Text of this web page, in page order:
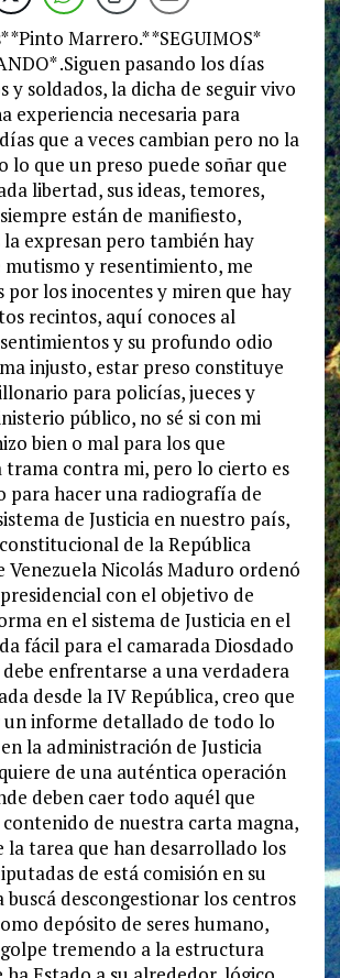
fiscales que deciden por encima de los propios jueces con poder inclusive para revertir las decisiones autónomos de jueces que todavía no han caído en las redes de corrupción, puedo tomar distintos casos para demostrar con elementos de convicción lo que hoy afirmo, pero lo más emblemático y vívido en carne propia tiene que ver con mi caso y como se fabrica un falso positivo muy mal elaborado por la desesperación de buscar desaparecerme en primer lugar hecho que fué impedido por la cantidad de compañeros que habían en mi recidencia ya que para ese día tenía pautada una reunión de la dirección Nacional del Partido, mucho antes ya había estado en la sede de la PTJ o CICPC como cambio de nombre pero no de estructura represiva por requerimiento del propio Ministro Reverol con quién conversé por teléfono e hice valer mi inmunidad parlamentaria, sin embargo asistí a ese recinto policial en calidad de supuesto testigo de un hecho que desconocía totalmente, buscaban que incriminara a compañeros de lucha que siempre han estado conmigo en las buenas y en las malas, camaradas de lucha que nunca en la vida han traicionado lo que se convirtió en nuestro estilo de vida, ser un vulgar delator cómo desde el ministerio público han hecho con distintos opositores que en fiesta pública lo someten al escarnio público buscaban en mi para supuestamente absolverme de cualquier responsabilidad en un hecho que nunca sucedió, en esa oportunidad no pudieron responsabilizarme de nada y no le quedó otra alternativa que dejarme en libertad, sin embargo, los funcionarios actuantes en éste hecho se comunicaban directamente con Reverol quién daba las instrucciones por encima del mismísimo director del CICPC con quién también conversé por teléfono a fin de que impidiera cualquier acción contra mi integridad física, sin embargo como reza en el expediente buscaron cómo el supuesto testigo estrella me incriminara, sin embargo en el propio expediente y en las cinco declaraciones que le indujeron al testigo estrella no aparece mi responsabilidad en esos supuestos hechos, solo es la interpretación del Fiscal muy mal elaborada por cierto, sin embargo entre jueza, fiscales y funcionarios policiales entre gallos y medía noche, un día Domingo producen una orden de allanamiento y detención en mi lugar de recidencia, más de 50 funcionarios rodearon mi casa con disparos al aire para provocar un enfrentamiento ficticio y justificar una muerte que no lograron, hice valer mi inmunidad parlamentaria pero caso omiso hicieron los funcionarios y destrozaron la entrada de mi recidencia sin la presencia de ningún funcionario del ministerio público y con dos supuestos testigos que pasaban por el lugar para justificar su acción vandalica, saquearon totalmente la casa, se robaron todos los objetos de valor que tenía y que representaba nuestro patrimonio como partido, 25.000 $ que teníamos producto de todas las actividades financieras que realizamos y muy bien justificadas en nuestros registros de ingresos y egresos, 30.000.000Bs para el pago de personal y otras actividades políticas planeadas, cauchos nuevos para el camión, relojes y prendas personales, hasta bebidas que se encontraban en el pequeño bar pero que servían hasta de adornos, zapatos y hasta destrozaron una radio comercial, privada que operaba en el lugar, fui agredido salvajemente a pesar del mal estado en que me encontraba provocándome un infarto que hoy me mantiene en un permanente tratamiento, provocar la muerte era su objetivo pero no lo lograron, esposado, torturado e infartado fuí encarcelado sin conocer las causas del mismo, sostuve un enfrentamiento verbal con un tal comisario Díaz Rafael placa No 27.039 supuesto responsable de estos hechos quien se escudaba en una orden del Ex Ministro Reverol, quien inició la agresión con el destrozo de la entrada o la reja que protegía la casa fué un supuesto inpector identificado como Víctor Páez quién hoy está designado cómo custodia en el lugar dónde me encuentro detenido con actitudes provocativas contra familiares y compañeros que me visitan, campaña de descredito buscando un enfrentamiento, sin embargo pacientemente asumo mi postura como revolucionario y el respeto que merece mi investidura, estoy consciente que todos ellos pagarán este adefecio por ser comparticipe de un hecho criminal.He sabido manejar con mucha paciencia todas las injusticias que he vivido ya que no es solo mía, también he conocido casos iguales que se han convertido en un patrón de comportamiento, estos mismos funcionarios han aplicado la tortura que pensé había desaparecido en revolución, la triste realidad es que todavía se práctica para buscar confesiones, también la conozco de camaradas que fueron torturados para buscar incriminarme, tampoco lo lograron pero lo más reprochable es ordenar detenciones a compañeros cuyo único delito es ser militante revolucionario Tupamaro, esto es lo que se desprende de un burdo expediente amañado como falso positivo, emiten orden de captura para solicitar a un grueso de compañeros y justificar un asesinato porqué en el propio expediente no existe ningún elemento de culpabilidad hacía ellos, sólo el cuento mal elaborado de un testigo estrella que puede ser desmontado fácilmente pero el objetivo real era como justificar quitarnos el partido y entregarlo como franquicia, no tienen ningún argumento para mantenerme secuestrado, tengo todas las herramientas para demostrar y desmontar todo este adefecio jurídico y ellos lo saben, es por ello que han presionado a jueces y fiscales para hacerlos complices de este montaje, sin embargo todavía creo en que se impondrá la Justicia y éstos seres pagarán por todos los horrores cometidos, no es la Justicia divina, es la Justicia de los pueblos la que se impondrá y de ello estoy totalmente convencido, no podrá haber impunidad con quiénes han jugado con la vida de seres humanos.La cárcel también te ayuda en momentos de reflexión, que hemos hecho y que nos falta por hacer, en mi vida que no ha sido privada por cierto he mantenido mi firmeza, honestidad, humildad cultivada en el arte del estudio y el trabajo, nunca he aceptado la humillación ni contra mi, ni a ningún ser humano y siempre me lleno de indignación cuándo veo en el sitio dónde estoy recluido las injusticias cometidas por algunos funcionarios que juegan con la dignidad del preso, en mi siempre contarán con una voz de protesta y disposición de lucha.Mi descontento en como se viene administrando la Justicia en el país requiere hacer un alto y reflexión profunda para hacer los cambios que se requiere con urgencia, nunca un funcionario de tercera categoría puede marcar las pautas en un recinto penitenciario y lo que he venido observando es como inclu